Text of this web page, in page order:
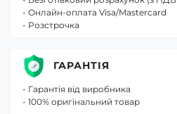
- Онлайн-оплата Visa/Mastercard
- Розстрочка
ГАРАНТІЯ
- Гарантія від виробника
- 100% оригінальний товар